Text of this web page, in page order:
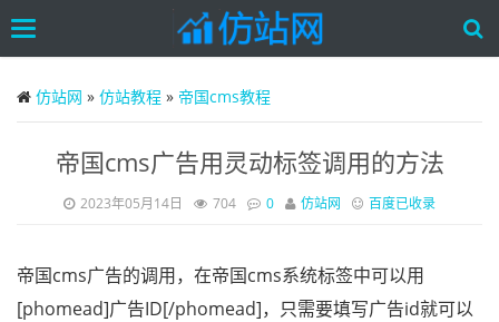
to
main
Toggle
仿站网 » 仿站教程 » 帝国cms教程
帝国cms广告用灵动标签调用的方法
2023年05月14日 704 0 仿站网 百度已收录
帝国cms广告的调用，在帝国cms系统标签中可以用
[phomead]广告ID[/phomead]，只需要填写广告id就可以